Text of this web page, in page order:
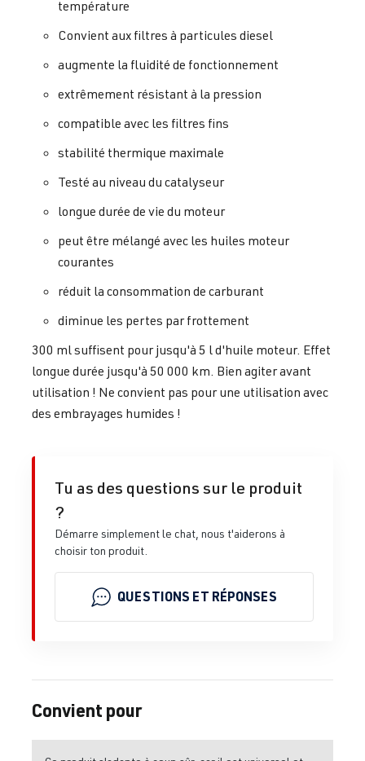
température
Convient aux filtres à particules diesel
augmente la fluidité de fonctionnement
extrêmement résistant à la pression
compatible avec les filtres fins
stabilité thermique maximale
Testé au niveau du catalyseur
longue durée de vie du moteur
peut être mélangé avec les huiles moteur
courantes
réduit la consommation de carburant
diminue les pertes par frottement
300 ml suffisent pour jusqu'à 5 l d'huile moteur. Effet
longue durée jusqu'à 50 000 km. Bien agiter avant
utilisation ! Ne convient pas pour une utilisation avec
des embrayages humides !
Tu as des questions sur le produit
?
Démarre simplement le chat, nous t'aiderons à
choisir ton produit.
QUESTIONS ET RÉPONSES
Convient pour